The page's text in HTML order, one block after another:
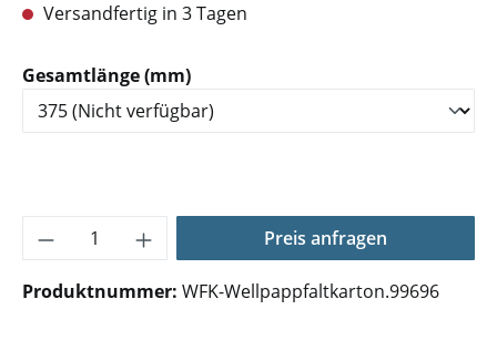
Versandfertig in 3 Tagen
Gesamtlänge (mm)auswählen
Produkt Anzahl: Gib den gewünschten
Preis anfragen
Produktnummer: WFK-Wellpappfaltkarton.99696